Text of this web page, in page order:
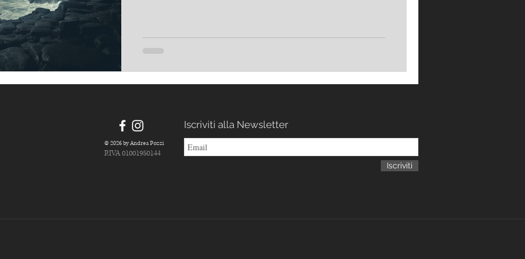
© 2026 by Andrea Pozzi
P.IVA 01001950144
Iscriviti alla Newsletter
Iscriviti